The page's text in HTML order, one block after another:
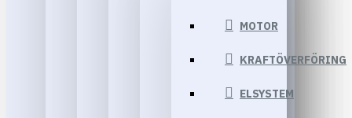
MOTOR
KRAFTÖVERFÖRING
ELSYSTEM